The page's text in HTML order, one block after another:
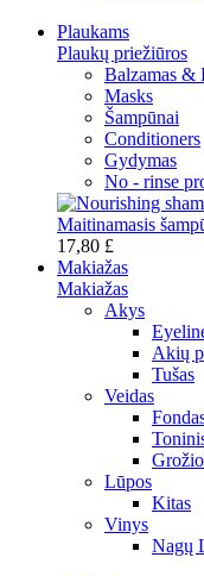
Plaukams
Plaukų priežiūros
Balzamas &
Masks
Šampūnai
Conditioners
Gydymas
No - rinse
Maitinamasis
17,80 £
Makiažas
Makiažas
Akys
Akių
Tušas
Veidas
Lūpos
Kitas
Vinys
Nagų